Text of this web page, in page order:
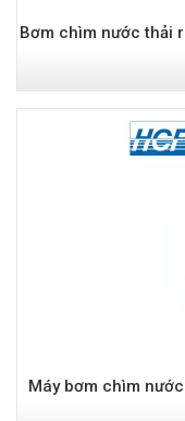
Bơm chìm nước thải
Máy bơm chìm